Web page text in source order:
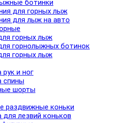
ботинки
для горных лыж
для лыж на авто
горных лыж
горнолыжных ботинок
горных лыж
и ног
спины
шорты
раздвижные коньки
лезвий коньков